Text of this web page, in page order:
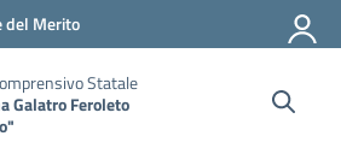
del Merito
Statale
Galatro Feroleto